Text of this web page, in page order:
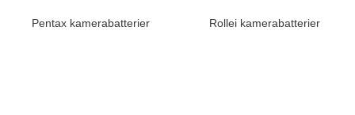
Pentax kamerabatterier Rollei kamerabatterier